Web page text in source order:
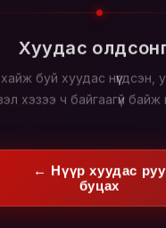
Хуудас
буй хуудас нүүгдсэн,
хэзээ ч байгаагүй байж
← Нүүр хуудас руу
буцах